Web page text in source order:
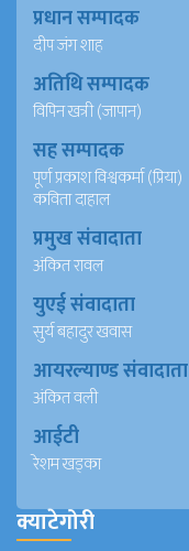
प्रधान सम्पादक
दीप जंग शाह
अतिथि सम्पादक
विपिन खत्री (जापान)
सह सम्पादक
पूर्ण प्रकाश विश्वकर्मा (प्रिया)
कविता दाहाल
प्रमुख संवादाता
अंकित रावल
युएई संवादाता
सुर्य बहादुर खवास
आयरल्याण्ड संवादाता
अंकित वली
आईटी
रेशम खड्का
क्याटेगोरी